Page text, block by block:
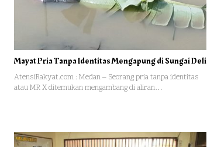
Mayat Pria Tanpa Identitas Mengapung di Sungai Deli
AtensiRakyat.com : Medan – Seorang pria tanpa identitas
atau MR X ditemukan mengambang di aliran…